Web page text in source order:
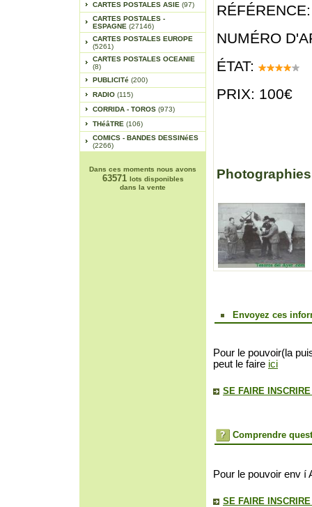
CARTES POSTALES ASIE (97)
CARTES POSTALES -
ESPAGNE (27146)
CARTES POSTALES EUROPE
(5261)
CARTES POSTALES OCEANIE
(8)
PUBLICITé (200)
RADIO (115)
CORRIDA - TOROS (973)
THéâTRE (106)
COMICS - BANDES DESSINéES
(2266)
Dans ces moments nous avons
63571 lots disponibles
dans la vente
NUMÉRO
ÉTAT:
PRIX: 100€
Envoyez ces
Pour le pouvoir(la
peut le faire ici
SE FAIRE
Comprendre
Pour le pouvoir env í
SE FAIRE